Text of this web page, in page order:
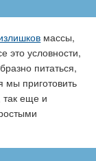
массы,
это условности,
питаться,
мы приготовить
так еще и